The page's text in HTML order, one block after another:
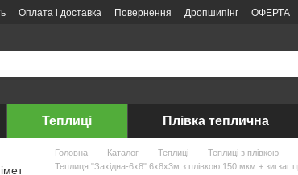
Оплата і доставка Повернення Дропшипінг ОФЕРТА
Теплиці Плівка теплична
Головна Каталог Теплиці Теплиці з плівкою
Теплиця "Західна-6х8" 6х8х3м з плівкою 150 мкм + зигзаг